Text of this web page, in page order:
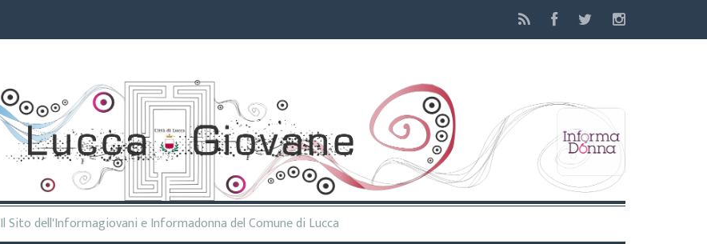
Il Sito dell'Informagiovani e Informadonna del Comune di Lucca